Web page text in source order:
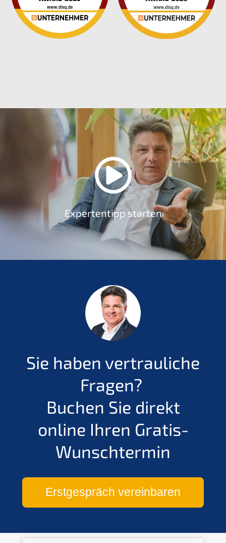
Expertentipp starten
Sie haben vertrauliche
Fragen?
Buchen Sie direkt
online Ihren Gratis-
Wunschtermin
Erstgespräch vereinbaren